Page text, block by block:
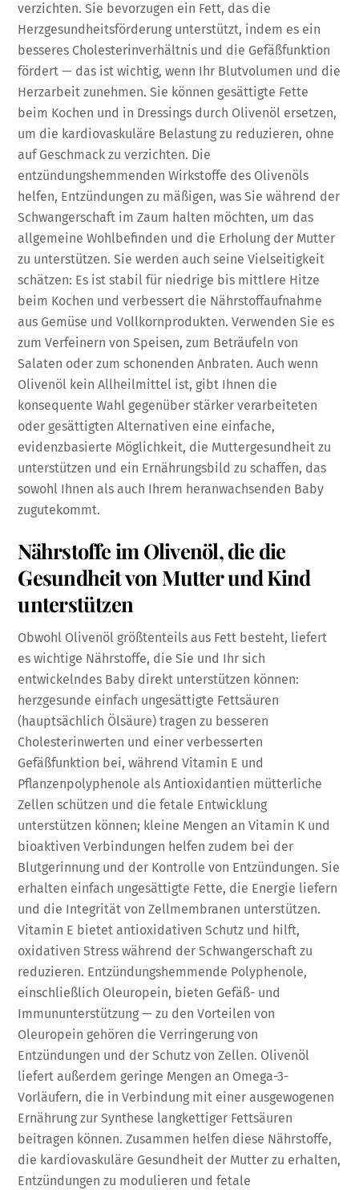
verzichten. Sie bevorzugen ein Fett, das die
Herzgesundheitsförderung unterstützt, indem es ein
besseres Cholesterinverhältnis und die Gefäßfunktion
fördert — das ist wichtig, wenn Ihr Blutvolumen und die
Herzarbeit zunehmen. Sie können gesättigte Fette
beim Kochen und in Dressings durch Olivenöl ersetzen,
um die kardiovaskuläre Belastung zu reduzieren, ohne
auf Geschmack zu verzichten. Die
entzündungshemmenden Wirkstoffe des Olivenöls
helfen, Entzündungen zu mäßigen, was Sie während der
Schwangerschaft im Zaum halten möchten, um das
allgemeine Wohlbefinden und die Erholung der Mutter
zu unterstützen. Sie werden auch seine Vielseitigkeit
schätzen: Es ist stabil für niedrige bis mittlere Hitze
beim Kochen und verbessert die Nährstoffaufnahme
aus Gemüse und Vollkornprodukten. Verwenden Sie es
zum Verfeinern von Speisen, zum Beträufeln von
Salaten oder zum schonenden Anbraten. Auch wenn
Olivenöl kein Allheilmittel ist, gibt Ihnen die
konsequente Wahl gegenüber stärker verarbeiteten
oder gesättigten Alternativen eine einfache,
evidenzbasierte Möglichkeit, die Muttergesundheit zu
unterstützen und ein Ernährungsbild zu schaffen, das
sowohl Ihnen als auch Ihrem heranwachsenden Baby
zugutekommt.
Nährstoffe im Olivenöl, die die
Gesundheit von Mutter und Kind
unterstützen
Obwohl Olivenöl größtenteils aus Fett besteht, liefert
es wichtige Nährstoffe, die Sie und Ihr sich
entwickelndes Baby direkt unterstützen können:
herzgesunde einfach ungesättigte Fettsäuren
(hauptsächlich Ölsäure) tragen zu besseren
Cholesterinwerten und einer verbesserten
Gefäßfunktion bei, während Vitamin E und
Pflanzenpolyphenole als Antioxidantien mütterliche
Zellen schützen und die fetale Entwicklung
unterstützen können; kleine Mengen an Vitamin K und
bioaktiven Verbindungen helfen zudem bei der
Blutgerinnung und der Kontrolle von Entzündungen. Sie
erhalten einfach ungesättigte Fette, die Energie liefern
und die Integrität von Zellmembranen unterstützen.
Vitamin E bietet antioxidativen Schutz und hilft,
oxidativen Stress während der Schwangerschaft zu
reduzieren. Entzündungshemmende Polyphenole,
einschließlich Oleuropein, bieten Gefäß- und
Immununterstützung — zu den Vorteilen von
Oleuropein gehören die Verringerung von
Entzündungen und der Schutz von Zellen. Olivenöl
liefert außerdem geringe Mengen an Omega-3-
Vorläufern, die in Verbindung mit einer ausgewogenen
Ernährung zur Synthese langkettiger Fettsäuren
beitragen können. Zusammen helfen diese Nährstoffe,
die kardiovaskuläre Gesundheit der Mutter zu erhalten,
Entzündungen zu modulieren und fetale